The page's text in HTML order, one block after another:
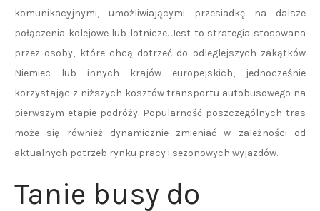
komunikacyjnymi, umożliwiającymi przesiadkę na dalsze
połączenia kolejowe lub lotnicze. Jest to strategia stosowana
przez osoby, które chcą dotrzeć do odleglejszych zakątków
Niemiec lub innych krajów europejskich, jednocześnie
korzystając z niższych kosztów transportu autobusowego na
pierwszym etapie podróży. Popularność poszczególnych tras
może się również dynamicznie zmieniać w zależności od
aktualnych potrzeb rynku pracy i sezonowych wyjazdów.
Tanie busy do